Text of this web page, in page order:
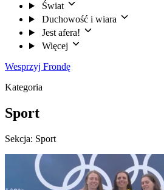
Świat
Duchowość i wiara
Jest afera!
Więcej
Wesprzyj Frondę
Kategoria
Sport
Sekcja: Sport